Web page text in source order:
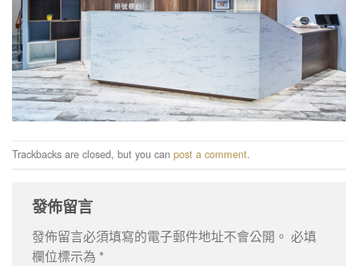
Trackbacks are closed, but you can post a comment.
發佈留言
發佈留言必須填寫的電子郵件地址不會公開。 必填
欄位標示為 *